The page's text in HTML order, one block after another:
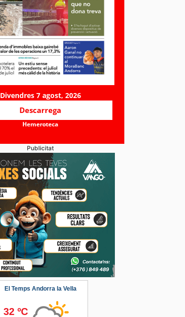
Divendres 7 agost, 2026
Descarrega
Hemeroteca
Publicitat